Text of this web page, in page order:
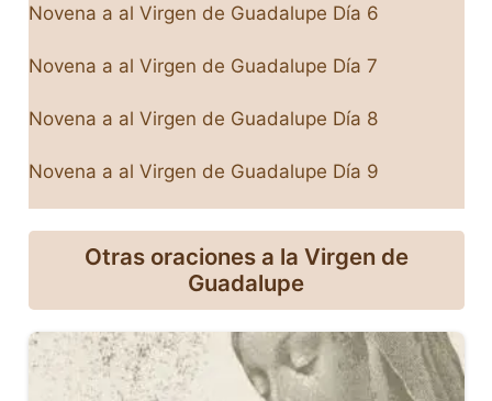
Novena a al Virgen de Guadalupe Día 6
Novena a al Virgen de Guadalupe Día 7
Novena a al Virgen de Guadalupe Día 8
Novena a al Virgen de Guadalupe Día 9
Otras oraciones a la Virgen de
Guadalupe